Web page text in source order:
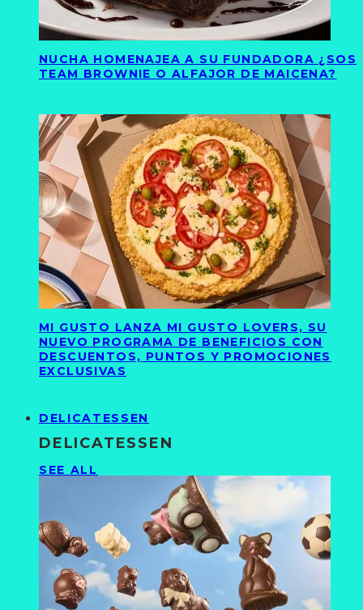
NUCHA HOMENAJEA A SU FUNDADORA ¿SOS
TEAM BROWNIE O ALFAJOR DE MAICENA?
MI GUSTO LANZA MI GUSTO LOVERS, SU
NUEVO PROGRAMA DE BENEFICIOS CON
DESCUENTOS, PUNTOS Y PROMOCIONES
EXCLUSIVAS
DELICATESSEN
DELICATESSEN
SEE ALL